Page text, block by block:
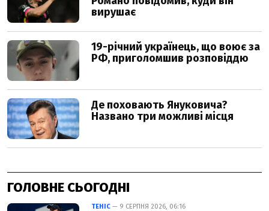
ГОЛОВНЕ СЬОГОДНІ
ТЕНІС — 9 СЕРПНЯ 2026, 06:16